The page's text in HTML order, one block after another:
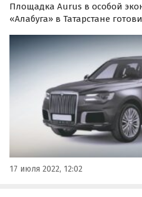
Площадка Aurus в особой
«Алабуга» в Татарстане
и место презентации
ближайшее время.
17 июля 2022, 12:02